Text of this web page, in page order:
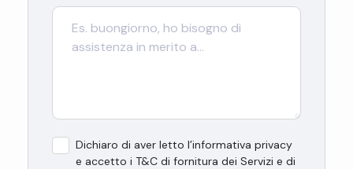
Dichiaro di aver letto l’informativa privacy
e accetto i T&C di fornitura dei Servizi e di